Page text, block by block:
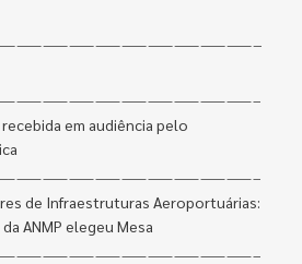
em audiência pelo
de Infraestruturas Aeroportuárias:
ANMP elegeu Mesa